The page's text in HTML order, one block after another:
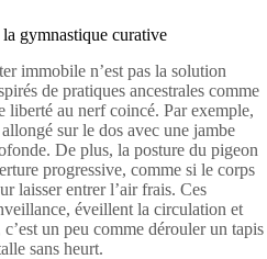
gymnastique curative
immobile n’est pas la solution
de pratiques ancestrales comme
au nerf coincé. Par exemple,
sur le dos avec une jambe
De plus, la posture du pigeon
progressive, comme si le corps
laisser entrer l’air frais. Ces
éveillent la circulation et
un peu comme dérouler un tapis
sans heurt.